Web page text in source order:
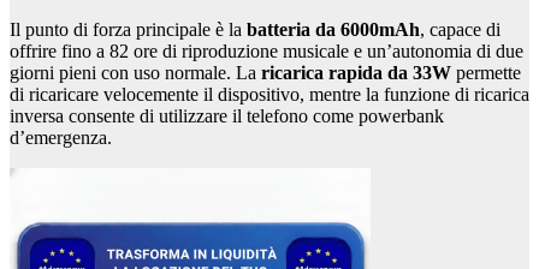
Il punto di forza principale è la batteria da 6000mAh, capace di
offrire fino a 82 ore di riproduzione musicale e un’autonomia di due
giorni pieni con uso normale. La ricarica rapida da 33W permette
di ricaricare velocemente il dispositivo, mentre la funzione di ricarica
inversa consente di utilizzare il telefono come powerbank
d’emergenza.